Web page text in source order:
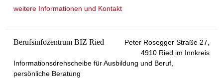
weitere Informationen und Kontakt
Berufsinfozentrum BIZ Ried
Peter Rosegger Straße 27,
4910 Ried im Innkreis
Informationsdrehscheibe für Ausbildung und Beruf,
persönliche Beratung